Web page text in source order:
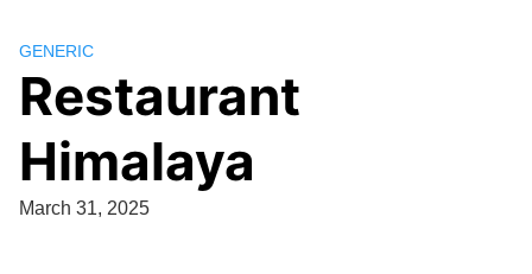
GENERIC
Restaurant
Himalaya
March 31, 2025